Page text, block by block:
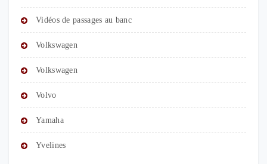
Vidéos de passages au banc
Volkswagen
Volkswagen
Volvo
Yamaha
Yvelines